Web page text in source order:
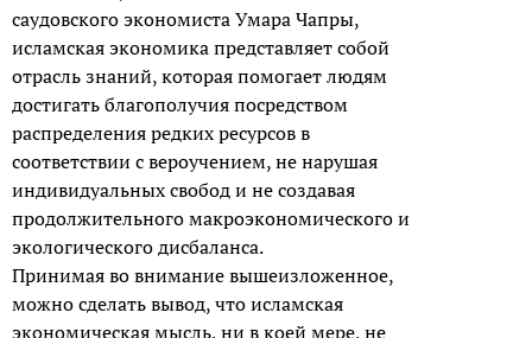
саудовского экономиста Умара Чапры,
исламская экономика представляет собой
отрасль знаний, которая помогает людям
достигать благополучия посредством
распределения редких ресурсов в
соответствии с вероучением, не нарушая
индивидуальных свобод и не создавая
продолжительного макроэкономического и
экологического дисбаланса.
Принимая во внимание вышеизложенное,
можно сделать вывод, что исламская
экономическая мысль, ни в коей мере, не